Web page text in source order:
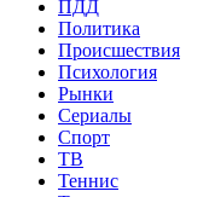
ПДД
Политика
Происшествия
Психология
Рынки
Сериалы
Спорт
ТВ
Теннис